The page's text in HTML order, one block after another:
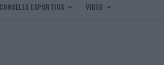
CONSELLS ESPORTIUS VIDEO